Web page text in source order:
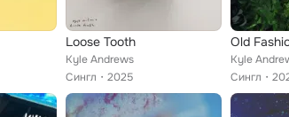
Loose Tooth
Kyle Andrews
Сингл
2025
Old
Kyle
Сингл